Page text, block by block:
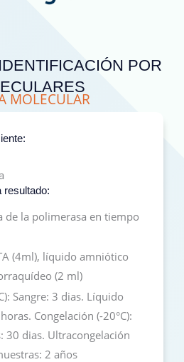
POR
MOLECULAR
resultado:
de la polimerasa en tiempo
(4ml), líquido amniótico
(2 ml)
Sangre: 3 dias. Líquido
Congelación (-20°C):
30 dias. Ultracongelación
2 años